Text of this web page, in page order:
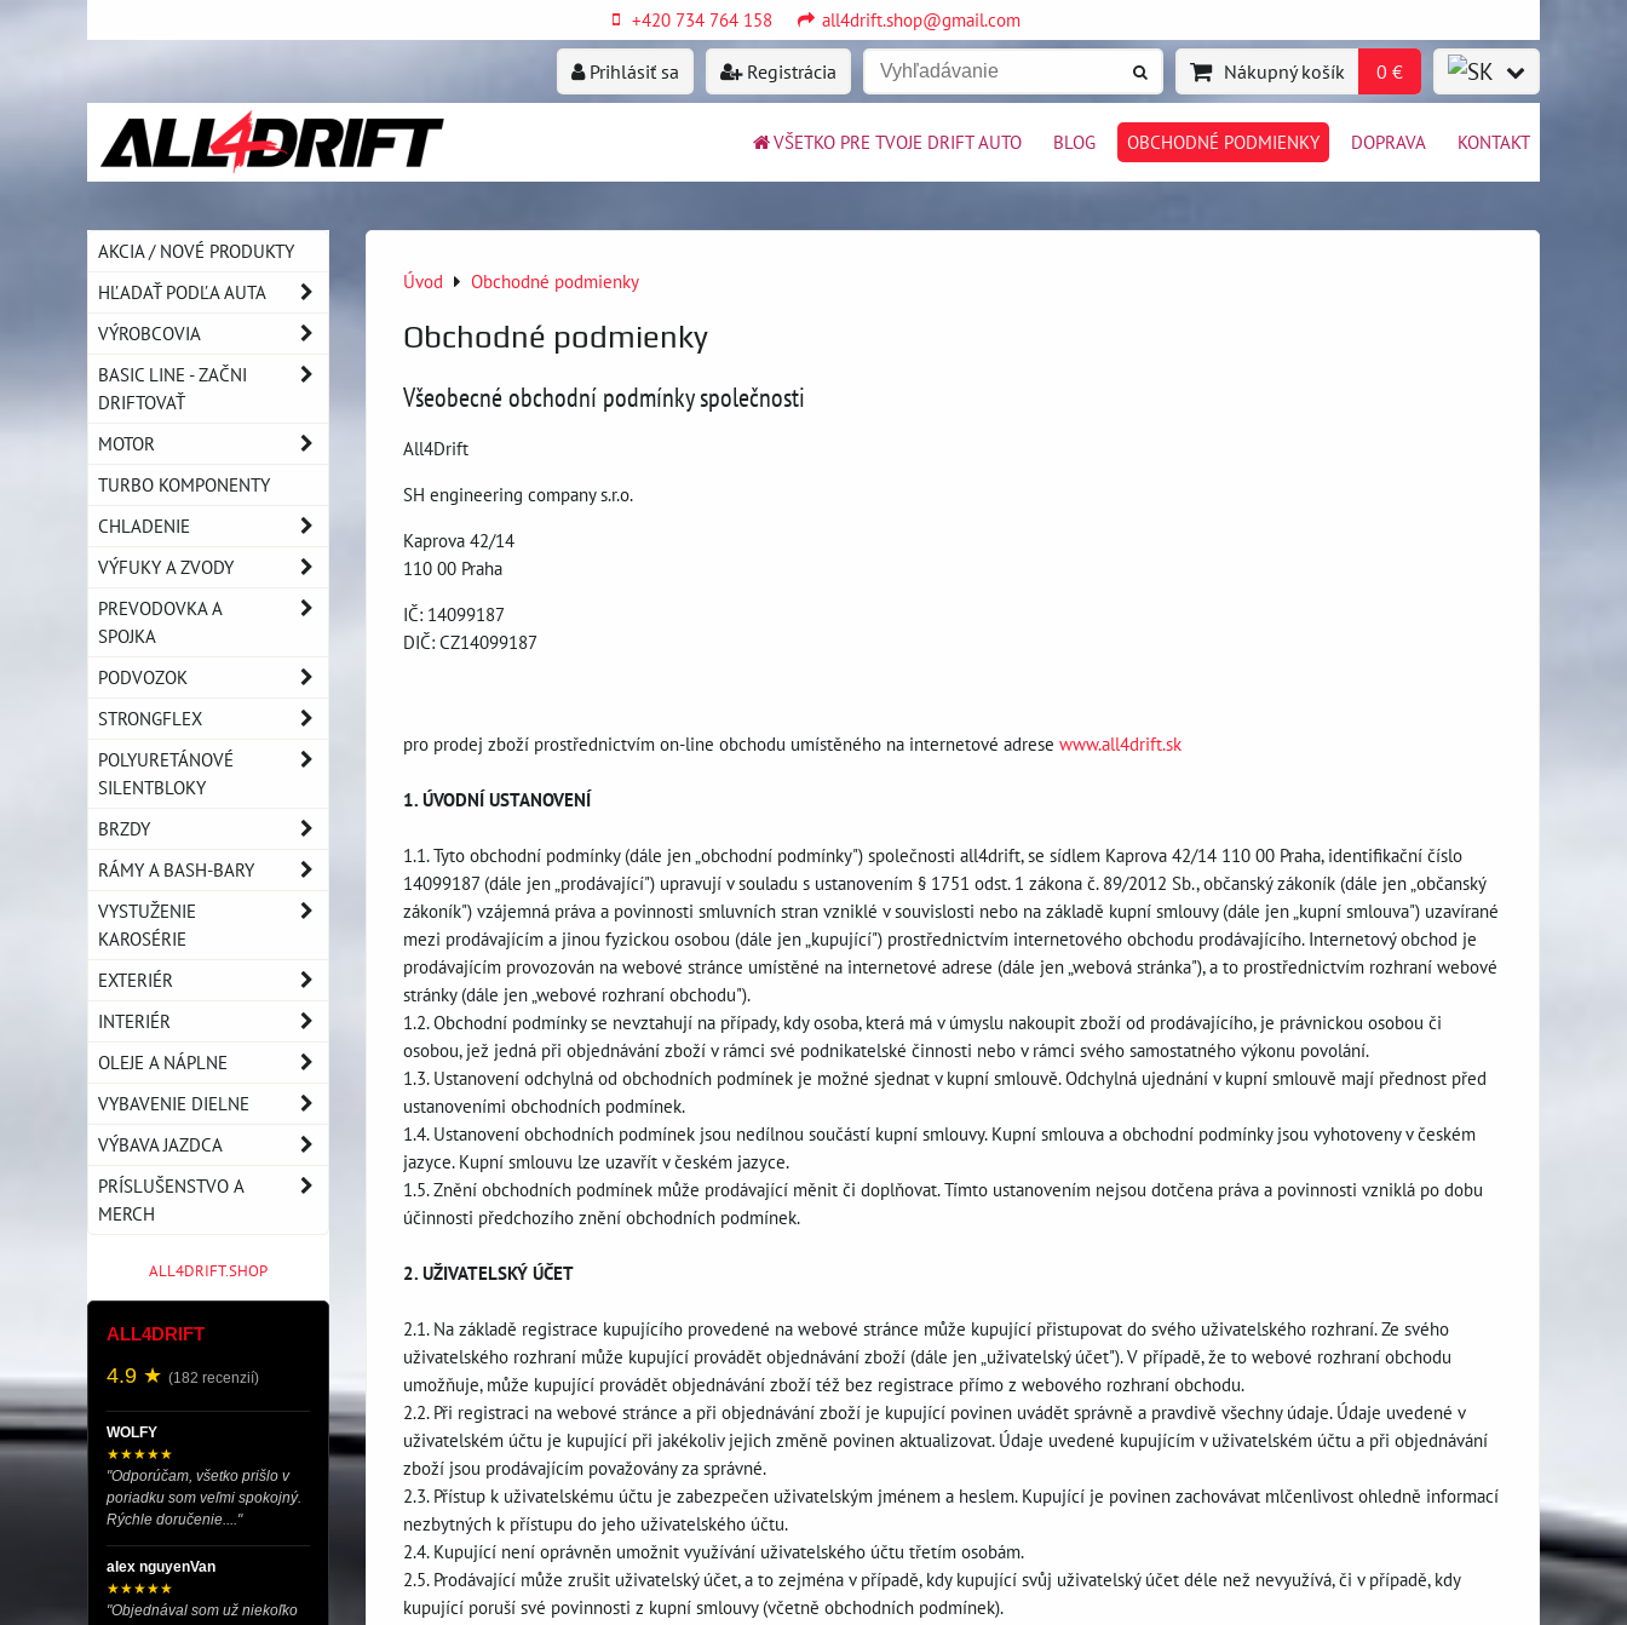
+420 734 764 158 all4drift.shop@gmail.com
Prihlásiť sa Registrácia Nákupný košík 0 €
VŠETKO PRE TVOJE DRIFT AUTO BLOG OBCHODNÉ PODMIENKY DOPRAVA KONTAKT
Úvod Obchodné podmienky
Obchodné podmienky
Všeobecné obchodní podmínky společnosti
All4Drift
SH engineering company s.r.o.
Kaprova 42/14
110 00 Praha
IČ: 14099187
DIČ: CZ14099187
pro prodej zboží prostřednictvím on-line obchodu umístěného na internetové adrese www.all4drift.sk
1. ÚVODNÍ USTANOVENÍ
1.1. Tyto obchodní podmínky (dále jen „obchodní podmínky") společnosti all4drift, se sídlem Kaprova 42/14 110 00 Praha, identifikační číslo
14099187 (dále jen „prodávající") upravují v souladu s ustanovením § 1751 odst. 1 zákona č. 89/2012 Sb., občanský zákoník (dále jen „občanský
zákoník") vzájemná práva a povinnosti smluvních stran vzniklé v souvislosti nebo na základě kupní smlouvy (dále jen „kupní smlouva") uzavírané
mezi prodávajícím a jinou fyzickou osobou (dále jen „kupující") prostřednictvím internetového obchodu prodávajícího. Internetový obchod je
prodávajícím provozován na webové stránce umístěné na internetové adrese (dále jen „webová stránka"), a to prostřednictvím rozhraní webové
stránky (dále jen „webové rozhraní obchodu").
1.2. Obchodní podmínky se nevztahují na případy, kdy osoba, která má v úmyslu nakoupit zboží od prodávajícího, je právnickou osobou či
osobou, jež jedná při objednávání zboží v rámci své podnikatelské činnosti nebo v rámci svého samostatného výkonu povolání.
1.3. Ustanovení odchylná od obchodních podmínek je možné sjednat v kupní smlouvě. Odchylná ujednání v kupní smlouvě mají přednost před
ustanoveními obchodních podmínek.
1.4. Ustanovení obchodních podmínek jsou nedílnou součástí kupní smlouvy. Kupní smlouva a obchodní podmínky jsou vyhotoveny v českém
jazyce. Kupní smlouvu lze uzavřít v českém jazyce.
1.5. Znění obchodních podmínek může prodávající měnit či doplňovat. Tímto ustanovením nejsou dotčena práva a povinnosti vzniklá po dobu
účinnosti předchozího znění obchodních podmínek.
2. UŽIVATELSKÝ ÚČET
2.1. Na základě registrace kupujícího provedené na webové stránce může kupující přistupovat do svého uživatelského rozhraní. Ze svého
uživatelského rozhraní může kupující provádět objednávání zboží (dále jen „uživatelský účet"). V případě, že to webové rozhraní obchodu
umožňuje, může kupující provádět objednávání zboží též bez registrace přímo z webového rozhraní obchodu.
2.2. Při registraci na webové stránce a při objednávání zboží je kupující povinen uvádět správně a pravdivě všechny údaje. Údaje uvedené v
uživatelském účtu je kupující při jakékoliv jejich změně povinen aktualizovat. Údaje uvedené kupujícím v uživatelském účtu a při objednávání
zboží jsou prodávajícím považovány za správné.
2.3. Přístup k uživatelskému účtu je zabezpečen uživatelským jménem a heslem. Kupující je povinen zachovávat mlčenlivost ohledně informací
nezbytných k přístupu do jeho uživatelského účtu.
2.4. Kupující není oprávněn umožnit využívání uživatelského účtu třetím osobám.
2.5. Prodávající může zrušit uživatelský účet, a to zejména v případě, kdy kupující svůj uživatelský účet déle než nevyužívá, či v případě, kdy
kupující poruší své povinnosti z kupní smlouvy (včetně obchodních podmínek).
AKCIA / NOVÉ PRODUKTY
HĽADAŤ PODĽA AUTA
VÝROBCOVIA
BASIC LINE - ZAČNI
DRIFTOVAŤ
MOTOR
TURBO KOMPONENTY
CHLADENIE
VÝFUKY A ZVODY
PREVODOVKA A
SPOJKA
PODVOZOK
STRONGFLEX
POLYURETÁNOVÉ
SILENTBLOKY
BRZDY
RÁMY A BASH-BARY
VYSTUŽENIE
KAROSÉRIE
EXTERIÉR
INTERIÉR
OLEJE A NÁPLNE
VYBAVENIE DIELNE
VÝBAVA JAZDCA
PRÍSLUŠENSTVO A
MERCH
ALL4DRIFT.SHOP
ALL4DRIFT
4.9 ★ (182 recenzií)
WOLFY
★★★★★
"Odporúčam, všetko prišlo v
poriadku som veľmi spokojný.
Rýchle doručenie...."
alex nguyenVan
★★★★★
"Objednával som už niekoľko